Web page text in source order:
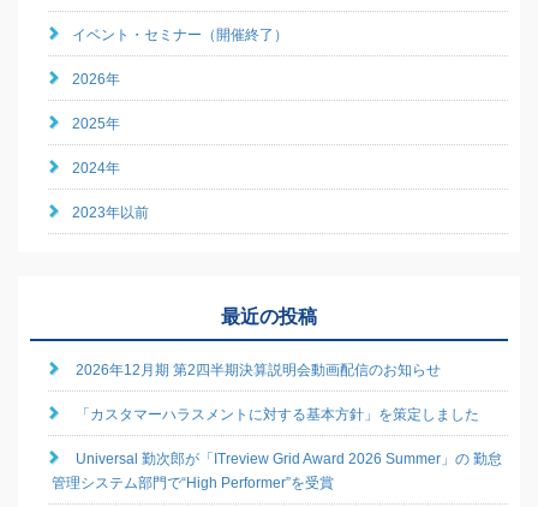
イベント・セミナー（開催終了）
2026年
2025年
2024年
2023年以前
最近の投稿
2026年12月期 第2四半期決算説明会動画配信のお知らせ
「カスタマーハラスメントに対する基本方針」を策定しました
Universal 勤次郎が「ITreview Grid Award 2026 Summer」の 勤怠
管理システム部門で“High Performer”を受賞